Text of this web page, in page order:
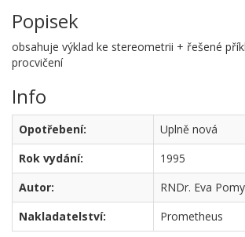
Popisek
obsahuje výklad ke stereometrii + řešené
procvičení
Info
Opotřebení:
Uplně nová
Rok vydání:
1995
Autor:
RNDr. Eva
Nakladatelství:
Prometheus